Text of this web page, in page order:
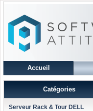
Accueil
Catégories
Serveur Rack & Tour DELL